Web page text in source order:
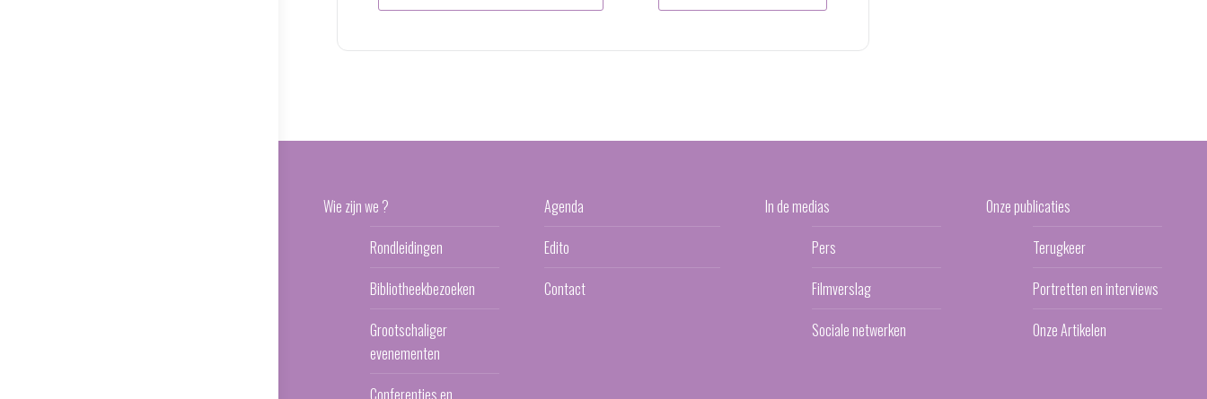
Wie zijn we ?
Rondleidingen
Bibliotheekbezoeken
Grootschaliger
evenementen
Conferenties en
Agenda
Edito
Contact
In de medias
Pers
Filmverslag
Sociale netwerken
Onze publicaties
Terugkeer
Portretten en interviews
Onze Artikelen